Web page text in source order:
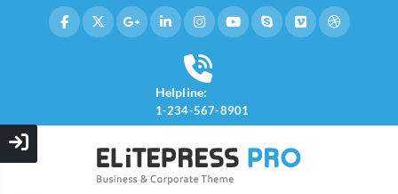
Helpline:
1-234-567-8901